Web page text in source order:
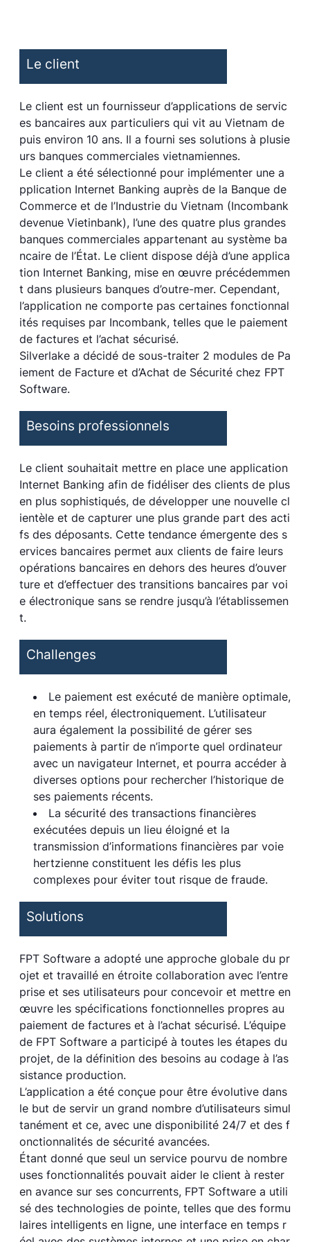
Le client
Le client est un fournisseur d’applications de servic
es bancaires aux particuliers qui vit au Vietnam de
puis environ 10 ans. Il a fourni ses solutions à plusie
urs banques commerciales vietnamiennes.
Le client a été sélectionné pour implémenter une a
pplication Internet Banking auprès de la Banque de
Commerce et de l’Industrie du Vietnam (Incombank
devenue Vietinbank), l’une des quatre plus grandes
banques commerciales appartenant au système ba
ncaire de l’État. Le client dispose déjà d’une applica
tion Internet Banking, mise en œuvre précédemmen
t dans plusieurs banques d’outre-mer. Cependant,
l’application ne comporte pas certaines fonctionnal
ités requises par Incombank, telles que le paiement
de factures et l’achat sécurisé.
Silverlake a décidé de sous-traiter 2 modules de Pa
iement de Facture et d’Achat de Sécurité chez FPT
Software.
Besoins professionnels
Le client souhaitait mettre en place une application
Internet Banking afin de fidéliser des clients de plus
en plus sophistiqués, de développer une nouvelle cl
ientèle et de capturer une plus grande part des acti
fs des déposants. Cette tendance émergente des s
ervices bancaires permet aux clients de faire leurs
opérations bancaires en dehors des heures d’ouver
ture et d’effectuer des transitions bancaires par voi
e électronique sans se rendre jusqu’à l’établissemen
t.
Challenges
Le paiement est exécuté de manière optimale,
en temps réel, électroniquement. L’utilisateur
aura également la possibilité de gérer ses
paiements à partir de n’importe quel ordinateur
avec un navigateur Internet, et pourra accéder à
diverses options pour rechercher l’historique de
ses paiements récents.
La sécurité des transactions financières
exécutées depuis un lieu éloigné et la
transmission d’informations financières par voie
hertzienne constituent les défis les plus
complexes pour éviter tout risque de fraude.
Solutions
FPT Software a adopté une approche globale du pr
ojet et travaillé en étroite collaboration avec l’entre
prise et ses utilisateurs pour concevoir et mettre en
œuvre les spécifications fonctionnelles propres au
paiement de factures et à l’achat sécurisé. L’équipe
de FPT Software a participé à toutes les étapes du
projet, de la définition des besoins au codage à l’as
sistance production.
L’application a été conçue pour être évolutive dans
le but de servir un grand nombre d’utilisateurs simul
tanément et ce, avec une disponibilité 24/7 et des f
onctionnalités de sécurité avancées.
Étant donné que seul un service pourvu de nombre
uses fonctionnalités pouvait aider le client à rester
en avance sur ses concurrents, FPT Software a utili
sé des technologies de pointe, telles que des formu
laires intelligents en ligne, une interface en temps r